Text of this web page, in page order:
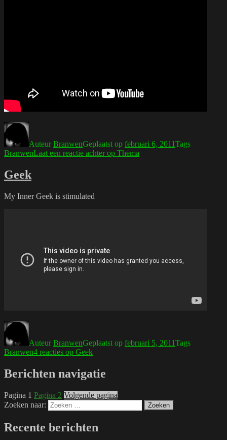
AuteurBranwenGeplaatst op februari 6, 2011Tags
BranwenLaat een reactie achterop Thema
Geek
My Inner Geek is stimulated
AuteurBranwenGeplaatst op februari 5, 2011Tags
Branwen4 reacties op Geek
Berichten navigatie
Pagina 1 Pagina 2 Volgende pagina
Zoeken naar:
Zoeken
Recente berichten